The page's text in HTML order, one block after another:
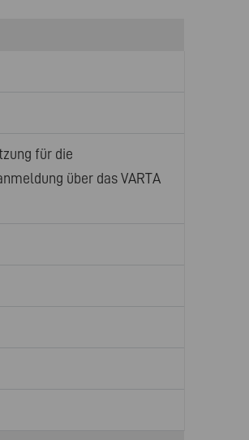
für die
über das VARTA